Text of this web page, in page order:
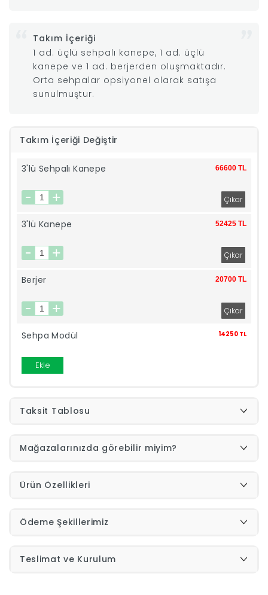
İdaş
Ürünler
Afilli
Yaz
İndirimleri
Outlet
Afilli
Destek
Merkezi
Sipariş
Takibi
Takım İçeriği
1 ad. üçlü sehpalı kanepe, 1 ad. üçlü
kanepe ve 1 ad. berjerden oluşmaktadır.
Orta sehpalar opsiyonel olarak satışa
sunulmuştur.
Takım İçeriği Değiştir
3'lü Sehpalı Kanepe 66600 TL
3'lü Kanepe 52425 TL
Berjer 20700 TL
Sehpa Modül 14250 TL
Ekle
Taksit Tablosu
Mağazalarınızda görebilir miyim?
Ürün Özellikleri
Ödeme Şekillerimiz
Teslimat ve Kurulum